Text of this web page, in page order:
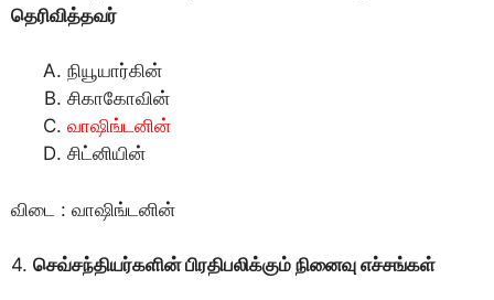
தெரிவித்தவர்
நியூயார்கின்
சிகாகோவின்
வாஷிங்டனின்
சிட்னியின்
விடை : வாஷிங்டனின்
4. செவ்சந்தியர்களின் பிரதிபலிக்கும் நினைவு எச்சங்கள்